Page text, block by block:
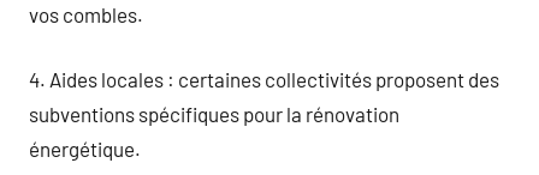
vos combles.
4. Aides locales : certaines collectivités proposent des
subventions spécifiques pour la rénovation
énergétique.